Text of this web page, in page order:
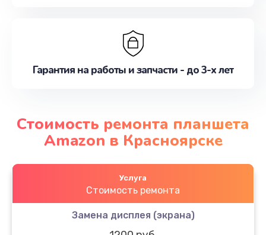
Гарантия на работы и запчасти - до 3-х лет
Стоимость ремонта планшета
Amazon в Красноярске
Услуга
Стоимость ремонта
Замена дисплея (экрана)